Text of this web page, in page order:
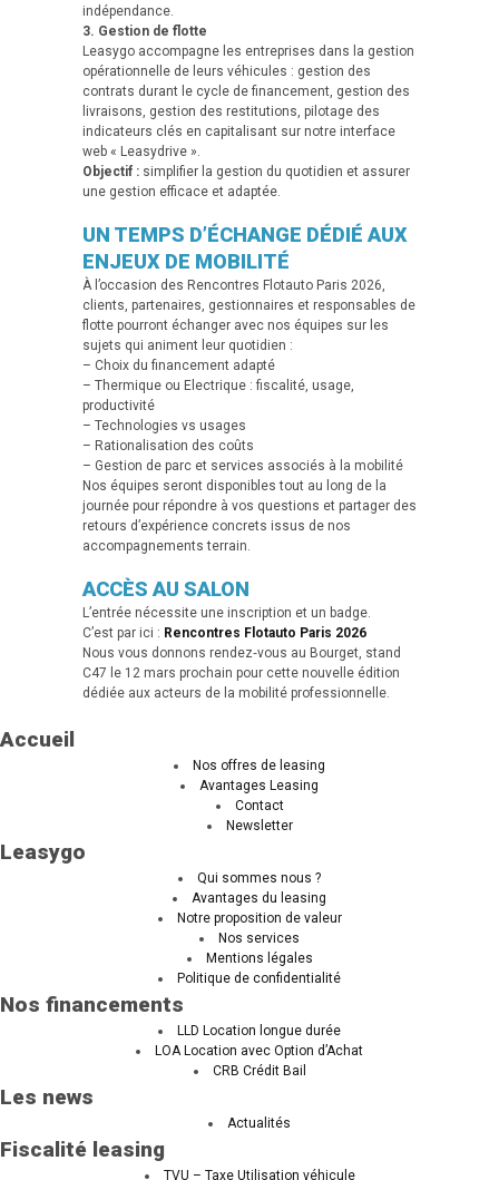
indépendance.
3. Gestion de flotte
Leasygo accompagne les entreprises dans la gestion
opérationnelle de leurs véhicules : gestion des
contrats durant le cycle de financement, gestion des
livraisons, gestion des restitutions, pilotage des
indicateurs clés en capitalisant sur notre interface
web « Leasydrive ».
Objectif : simplifier la gestion du quotidien et assurer
une gestion efficace et adaptée.
UN TEMPS D’ÉCHANGE DÉDIÉ AUX
ENJEUX DE MOBILITÉ
À l’occasion des Rencontres Flotauto Paris 2026,
clients, partenaires, gestionnaires et responsables de
flotte pourront échanger avec nos équipes sur les
sujets qui animent leur quotidien :
– Choix du financement adapté
– Thermique ou Electrique : fiscalité, usage,
productivité
– Technologies vs usages
– Rationalisation des coûts
– Gestion de parc et services associés à la mobilité
Nos équipes seront disponibles tout au long de la
journée pour répondre à vos questions et partager des
retours d’expérience concrets issus de nos
accompagnements terrain.
ACCÈS AU SALON
L’entrée nécessite une inscription et un badge.
C’est par ici : Rencontres Flotauto Paris 2026
Nous vous donnons rendez‑vous au Bourget, stand
C47 le 12 mars prochain pour cette nouvelle édition
dédiée aux acteurs de la mobilité professionnelle.
Accueil
Nos offres de leasing
Avantages Leasing
Contact
Newsletter
Leasygo
Qui sommes nous ?
Avantages du leasing
Notre proposition de valeur
Nos services
Mentions légales
Politique de confidentialité
Nos financements
LLD Location longue durée
LOA Location avec Option d’Achat
CRB Crédit Bail
Les news
Actualités
Fiscalité leasing
TVU – Taxe Utilisation véhicule